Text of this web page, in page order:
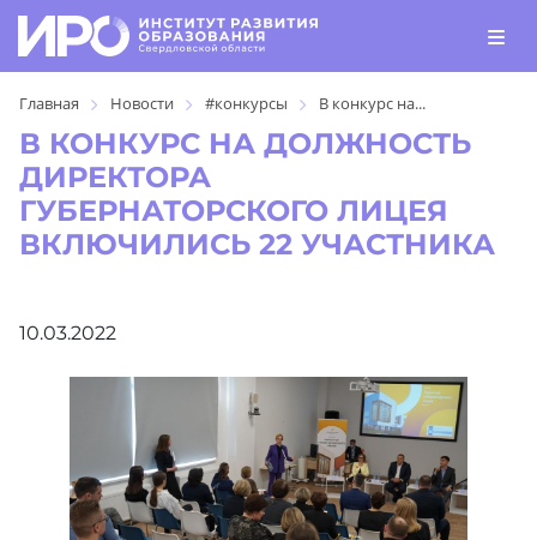
Главная Новости #конкурсы В конкурс на...
В КОНКУРС НА ДОЛЖНОСТЬ
ДИРЕКТОРА
ГУБЕРНАТОРСКОГО ЛИЦЕЯ
ВКЛЮЧИЛИСЬ 22 УЧАСТНИКА
10.03.2022